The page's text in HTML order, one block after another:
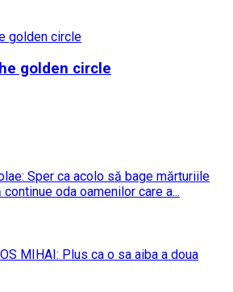
golden circle
Sper ca acolo să bage mărturiile
oda oamenilor care a...
MIHAI: Plus ca o sa aiba a doua